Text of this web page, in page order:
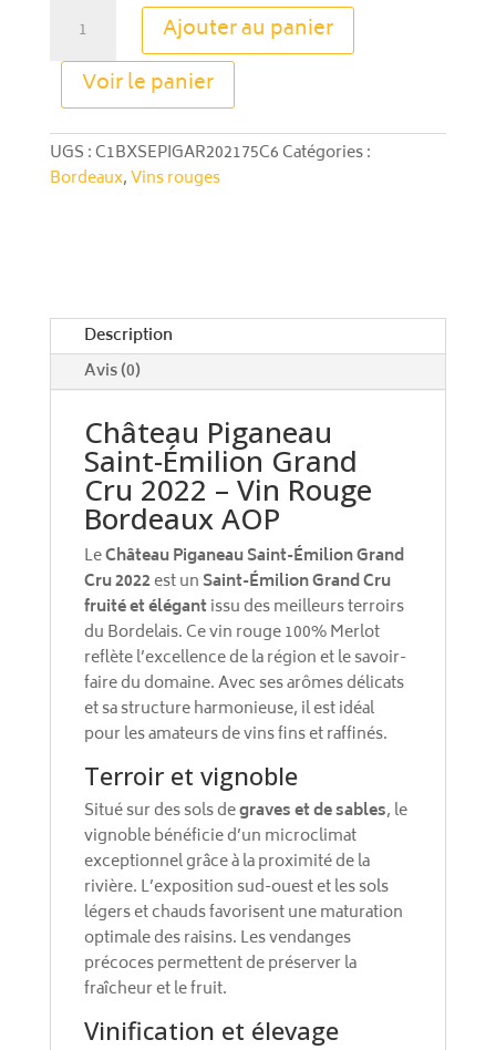
Château
Piganeau
Saint-
Emilion
Grand
Cru
Ajouter au panier
Voir le panier
A
l
e
e
:
UGS :C1BXSEPIGAR202175C6Catégories :
Bordeaux,Vins rouges
Description
Avis (0)
Château Piganeau
Saint-Émilion Grand
Cru 2022 – Vin Rouge
Bordeaux AOP
LeChâteau Piganeau Saint-Émilion Grand
Cru 2022est unSaint-Émilion Grand Cru
fruité et élégantissu des meilleurs terroirs
du Bordelais. Ce vin rouge 100% Merlot
reflète l’excellence de la région et le savoir-
faire du domaine. Avec ses arômes délicats
et sa structure harmonieuse, il est idéal
pour les amateurs de vins fins et raffinés.
Terroir et vignoble
Situé sur des sols degraves et de sables, le
vignoble bénéficie d’un microclimat
exceptionnel grâce à la proximité de la
rivière. L’exposition sud-ouest et les sols
légers et chauds favorisent une maturation
optimale des raisins. Les vendanges
précoces permettent de préserver la
fraîcheur et le fruit.
Vinification et élevage